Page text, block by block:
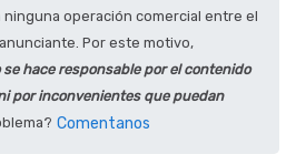
operación comercial entre el
Por este motivo,
hace responsable por el contenido
por inconvenientes que puedan
Comentanos